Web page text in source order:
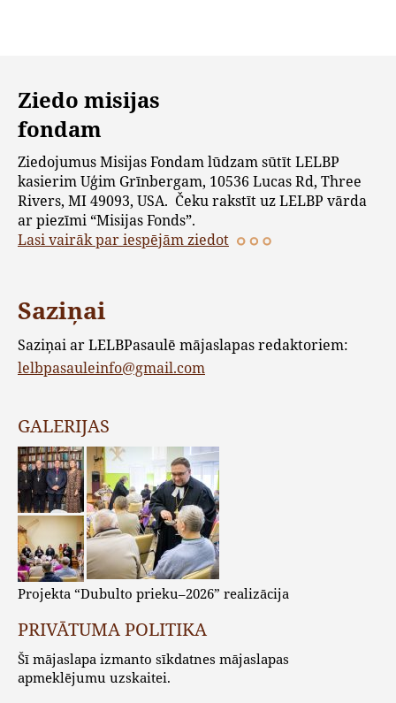
Ziedo misijas
fondam
Ziedojumus Misijas Fondam lūdzam sūtīt LELBP
kasierim Uģim Grīnbergam, 10536 Lucas Rd, Three
Rivers, MI 49093, USA. Čeku rakstīt uz LELBP vārda
ar piezīmi “Misijas Fonds”.
Lasi vairāk par iespējām ziedot
Saziņai
Saziņai ar LELBPasaulē mājaslapas redaktoriem:
lelbpasauleinfo@gmail.com
GALERIJAS
Projekta “Dubulto prieku–2026” realizācija
PRIVĀTUMA POLITIKA
Šī mājaslapa izmanto sīkdatnes mājaslapas
apmeklējumu uzskaitei.